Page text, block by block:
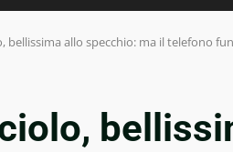
bellissima allo specchio: ma il telefono